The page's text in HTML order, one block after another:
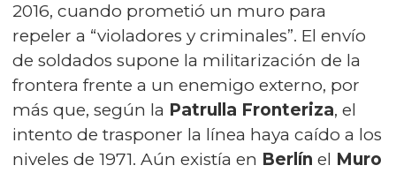
2016, cuando prometió un muro para
repeler a “violadores y criminales”. El envío
de soldados supone la militarización de la
frontera frente a un enemigo externo, por
más que, según la Patrulla Fronteriza, el
intento de trasponer la línea haya caído a los
niveles de 1971. Aún existía en Berlín el Muro